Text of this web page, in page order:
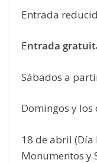
Entrada
Entrada
Sábados a
Domingos y los
18 de abril
Monumentos y